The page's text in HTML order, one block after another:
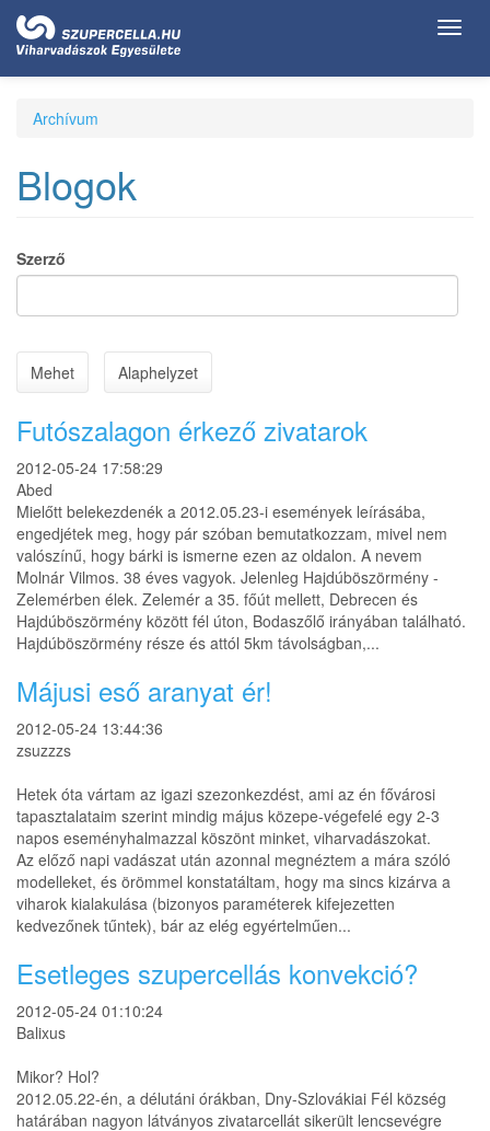
Ugrás
tartalomra
Archívum
Blogok
Szerző
Mehet Alaphelyzet
Futószalagon érkező zivatarok
2012-05-24 17:58:29
Abed
Mielőtt belekezdenék a 2012.05.23-i események leírásába,
engedjétek meg, hogy pár szóban bemutatkozzam, mivel nem
valószínű, hogy bárki is ismerne ezen az oldalon. A nevem
Molnár Vilmos. 38 éves vagyok. Jelenleg Hajdúböszörmény -
Zelemérben élek. Zelemér a 35. főút mellett, Debrecen és
Hajdúböszörmény között fél úton, Bodaszőlő irányában található.
Hajdúböszörmény része és attól 5km távolságban,...
Májusi eső aranyat ér!
2012-05-24 13:44:36
zsuzzzs
Hetek óta vártam az igazi szezonkezdést, ami az én fővárosi
tapasztalataim szerint mindig május közepe-végefelé egy 2-3
napos eseményhalmazzal köszönt minket, viharvadászokat.
Az előző napi vadászat után azonnal megnéztem a mára szóló
modelleket, és örömmel konstatáltam, hogy ma sincs kizárva a
viharok kialakulása (bizonyos paraméterek kifejezetten
kedvezőnek tűntek), bár az elég egyértelműen...
Esetleges szupercellás konvekció?
2012-05-24 01:10:24
Balixus
Mikor? Hol?
2012.05.22-én, a délutáni órákban, Dny-Szlovákiai Fél község
határában nagyon látványos zivatarcellát sikerült lencsevégre